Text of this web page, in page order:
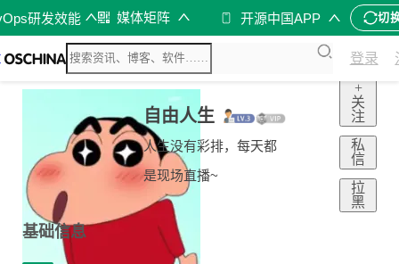
研发效能 媒体矩阵 开源中国APP 切
登录
自由人生
人生没有彩排，每天都
是现场直播~
+
关
注
私
信
拉
黑
基础信息